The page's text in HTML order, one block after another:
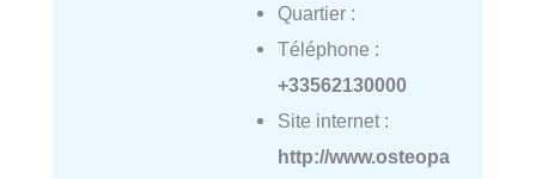
Quartier :
Téléphone :
+33562130000
Site internet :
http://www.osteopa